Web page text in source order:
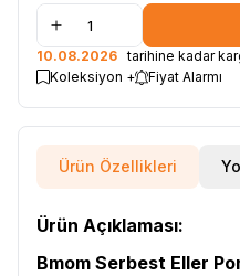
10.08.2026 tarihine kadar
Koleksiyon +
Fiyat Alarmı
Ürün Özellikleri
Ürün Açıklaması:
Bmom Serbest Eller